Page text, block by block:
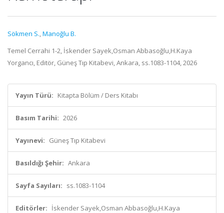
Sökmen S.,Manoğlu B.
Temel Cerrahi 1-2, İskender Sayek,Osman Abbasoğlu,H.Kaya
Yorgancı, Editör, Güneş Tıp Kitabevi, Ankara, ss.1083-1104, 2026
Yayın Türü: Kitapta Bölüm / Ders Kitabı
Basım Tarihi: 2026
Yayınevi: Güneş Tıp Kitabevi
Basıldığı Şehir: Ankara
Sayfa Sayıları: ss.1083-1104
Editörler: İskender Sayek,Osman Abbasoğlu,H.Kaya